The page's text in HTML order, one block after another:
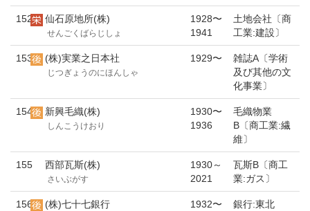
152 仙石原地所(株)
せんごくばらじしょ
1928〜
1941
土地会社〔商
工業:建設〕
153 (株)実業之日本社
じつぎょうのにほんしゃ
1929〜
雑誌A〔学術
及び其他の文
化事業〕
154 新興毛織(株)
しんこうけおり
1930〜
1936
毛織物業
B〔商工業:繊
維〕
155 西部瓦斯(株)
さいぶがす
1930～
2021
瓦斯B〔商工
業:ガス〕
156 (株)七十七銀行 1932〜
銀行:東北